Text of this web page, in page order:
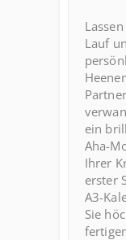
Lauf
ein
Aha-
Ihrer
erster
A3-
Sie